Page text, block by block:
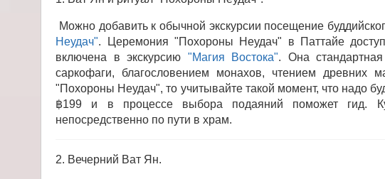
Можно добавить к обычной экскурсии посещение
Неудач". Церемония "Похороны Неудач" в Паттайе
включена в экскурсию "Магия Востока". Она
саркофаги, благословением монахов, чтением древних
"Похороны Неудач", то учитывайте такой момент, что надо
฿199 и в процессе выбора подаяний поможет гид.
непосредственно по пути в храм.
2. Вечерний Ват Ян.